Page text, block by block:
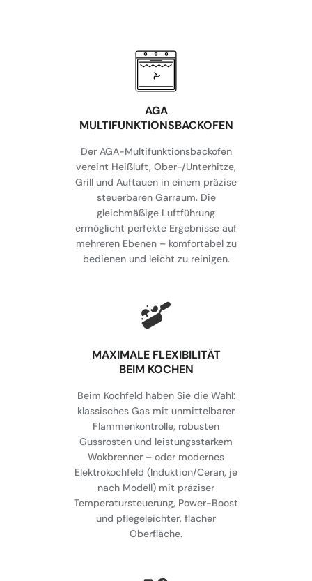
AGA
MULTIFUNKTIONSBACKOFEN
Der AGA-Multifunktionsbackofen
vereint Heißluft, Ober-/Unterhitze,
Grill und Auftauen in einem präzise
steuerbaren Garraum. Die
gleichmäßige Luftführung
ermöglicht perfekte Ergebnisse auf
mehreren Ebenen – komfortabel zu
bedienen und leicht zu reinigen.
MAXIMALE FLEXIBILITÄT
BEIM KOCHEN
Beim Kochfeld haben Sie die Wahl:
klassisches Gas mit unmittelbarer
Flammenkontrolle, robusten
Gussrosten und leistungsstarkem
Wokbrenner – oder modernes
Elektrokochfeld (Induktion/Ceran, je
nach Modell) mit präziser
Temperatursteuerung, Power-Boost
und pflegeleichter, flacher
Oberfläche.